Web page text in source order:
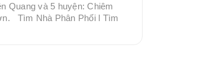
Quang và 5 huyện: Chiêm
Tìm Nhà Phân Phối l Tìm